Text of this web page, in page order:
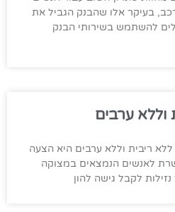
בעיקר אלו שהבנק הגביל את
להשתמש בשירותי הבנק
וללא ערבים
ריבית וללא ערבים היא הצעה
לאנשים הנמצאים במצוקה
לקבל גישה להון